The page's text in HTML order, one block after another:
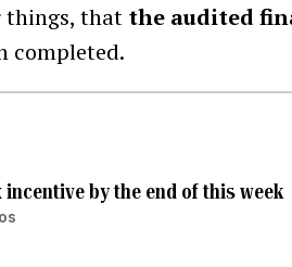
things, that the audited
completed.
incentive by the end of this week